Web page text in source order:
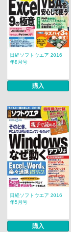
日経ソフトウエア 2016
年8月号
購入
日経ソフトウエア 2016
年5月号
購入